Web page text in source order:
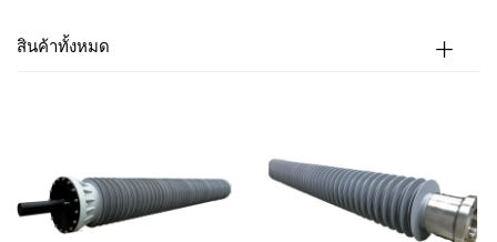
สินค้าทั้งหมด